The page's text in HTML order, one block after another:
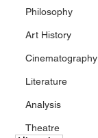
Philosophy
Art History
Cinematography
Literature
Analysis
Theatre